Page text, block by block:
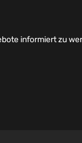
informiert zu